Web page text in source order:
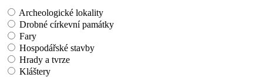
Archeologické lokality
Drobné církevní památky
Fary
Hospodářské stavby
Hrady a tvrze
Kláštery